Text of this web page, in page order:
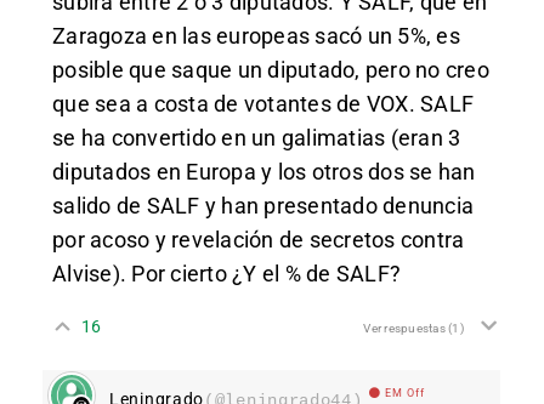
Zaragoza en las europeas sacó un 5%, es
posible que saque un diputado, pero no creo
que sea a costa de votantes de VOX. SALF
se ha convertido en un galimatias (eran 3
diputados en Europa y los otros dos se han
salido de SALF y han presentado denuncia
por acoso y revelación de secretos contra
Alvise). Por cierto ¿Y el % de SALF?
16 Ver respuestas(1)
Leningrado(@leningrado44) EM Off